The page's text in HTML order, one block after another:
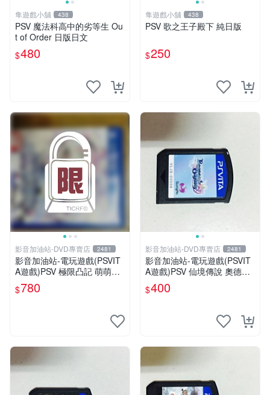
隼遊戲小舖 438
PSV 魔法科高中的劣等生 Ou
t of Order 日版日文
$480
隼遊戲小舖 438
PSV 歌之王子殿下 純日版
$250
影音加油站-DVD專賣店 2481
影音加油站-電玩遊戲(PSVIT
A遊戲)PSV 極限凸記 萌萌編
年史 /日文亞版
$780
影音加油站-DVD專賣店 2481
影音加油站-電玩遊戲(PSVIT
A遊戲)PSV 仙境傳說 奧德賽
日版直購價400元/下標就賣
$400